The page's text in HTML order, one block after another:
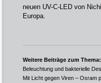
neuen UV-C-LED von
Europa.
Weitere Beiträge zum Thema:
Beleuchtung und bakterielle
Mit Licht gegen Viren – Osram